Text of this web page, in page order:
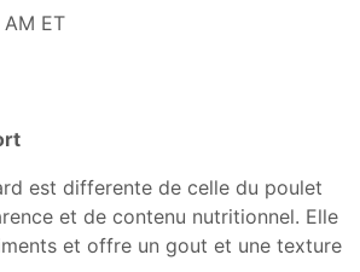
ET
est differente de celle du poulet
et de contenu nutritionnel. Elle
et offre un gout et une texture